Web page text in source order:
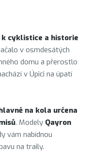
cyklistice a historie
v osmdesátých
domu a přerostlo
v Úpici na úpatí
na kola určena
. Modely Qayron
vám nabídnou
na traily.